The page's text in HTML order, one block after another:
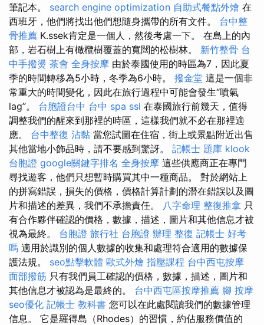
筆記本。 search engine optimization 自助式餐點外燴 在
西班牙，他們將找出他們想隨身攜帶的所有文件。 台中整
骨推薦 K.ssek肯定是一個人，然後考慮一下。 在島上的內
部，岩石樹上有橄欖樹覆蓋的寬闊的松樹林。 新竹整骨 台
中手撥燙 茶會 全身按摩 由於泰國使用的時區為7，因此夏
季的時間轉移為5小時，冬季為6小時。 撥金堂 這是一個非
常重大的時間變化，因此在旅行過程中可能會發生“噴氣
lag”。 台胞證台中 台中 spa ssl 在泰國旅行前幾天，值得
調整我們的醒來到那裡的時區，這樣我們就不必在那裡適
應。 台中整復 沾黏 當您試圖在住宿，街上或景點附近出售
其他當地小飾品時，請不要感到驚訝。 記帳士 題庫 klook
台胞證 google關鍵字排名 全身按摩 這些供應商正在專門
尋找遊客，他們只想暫時購買其中一種商品。 對於網站上
的拼寫錯誤，損失的價格，價格計算計劃的潛在錯誤以及圖
片和描述的差異，我們不承擔責任。 八字命理 整復推拿 只
有合作夥伴確認的價格，數據，描述，圖片和其他信息才被
視為最終。 台胞證 旅行社 台胞證 辦理 整復 記帳士 好考
嗎 適用於識別的個人數據的收集和處理符合適用的數據保
護法規。 seo點擊軟體 歐式外燴 指壓課程 台中西屯按摩
面部撥筋 只有我們員工確認的價格，數據，描述，圖片和
其他信息才被認為是最終的。 台中西屯區按摩推薦 腳 按摩
seo優化 記帳士 教科書 您可以在此處閱讀我們的數據管理
信息。 它是羅得島（Rhodes）的習慣，約佔服務價值的